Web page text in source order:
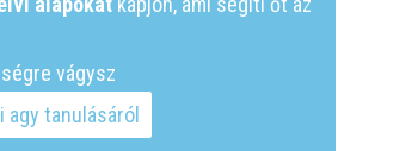
vágysz
agy tanulásáról